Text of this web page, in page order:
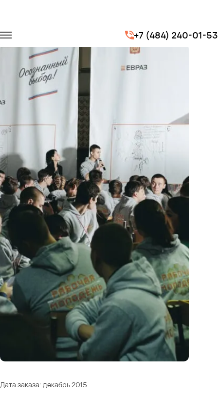
+7 (484) 240-01-53
Транспорт на мероприятия
III Всероссийский форум рабочей молодежи
Дата заказа: декабрь 2015